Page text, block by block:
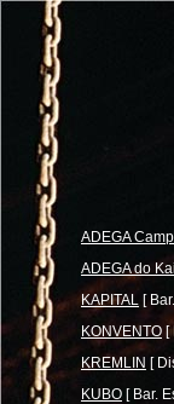
ADEGA
ADEGA do
KAPITAL [
KONVENTO
KREMLIN [
KUBO [ Bar.